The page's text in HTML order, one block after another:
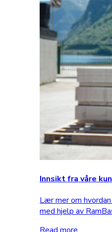
Innsikt fra våre
Lær mer om
med hjelp av